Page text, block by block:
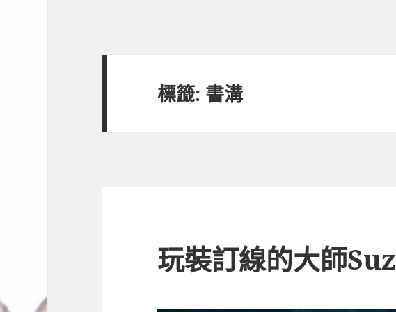
標籤: 書溝
玩裝訂線的大師